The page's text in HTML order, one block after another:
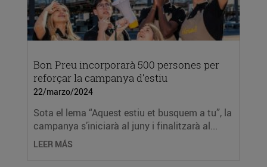
Bon Preu incorporarà 500 persones per
reforçar la campanya d’estiu
22/marzo/2024
Sota el lema “Aquest estiu et busquem a tu”, la
campanya s’iniciarà al juny i finalitzarà al...
LEER MÁS